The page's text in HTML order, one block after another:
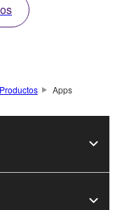
Productos Apps